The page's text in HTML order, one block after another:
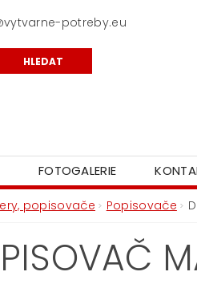
potreby.eu
FOTOGALERIE
popisovače Popisovače